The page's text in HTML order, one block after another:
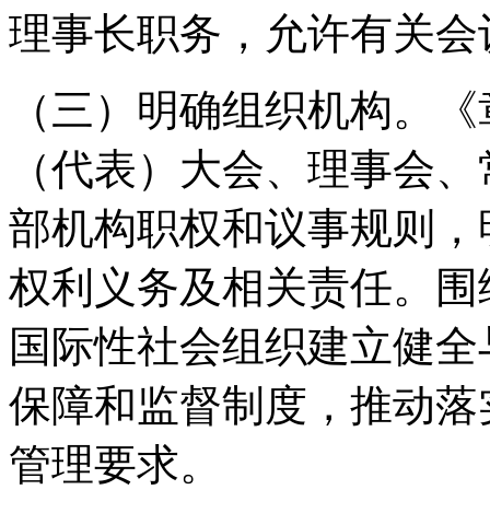
理事长职务，允许有关
（三）明确组织机构。
（代表）大会、理事会
部机构职权和议事规则
权利义务及相关责任。
国际性社会组织建立健
保障和监督制度，推动
管理要求。